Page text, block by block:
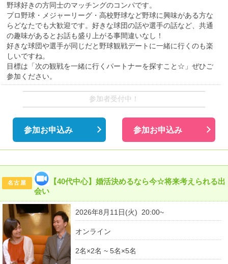
野球好きの方同士のマッチングのコンパです。
プロ野球・メジャーリーグ・高校野球など野球に興味がある方な
らどなたでも大歓迎です。好きな球団の話や選手の話など、共通
の趣味があるとお話も盛り上がる事間違いなし！
好きな球団や選手が同じだと野球観戦デートに一緒に行くのも楽
しいですね。
目標は「次の観戦を一緒に行くパートナーを探すこと☆」ぜひご
参加ください。
参加者受付中！
参加お申込み 参加お申込み
名古屋
【40代中心】婚活決めるなら今☆将来考えられる出
会い
2026年8月11日(火) 20:00~
オンライン
2名×2名 ~ 5名×5名